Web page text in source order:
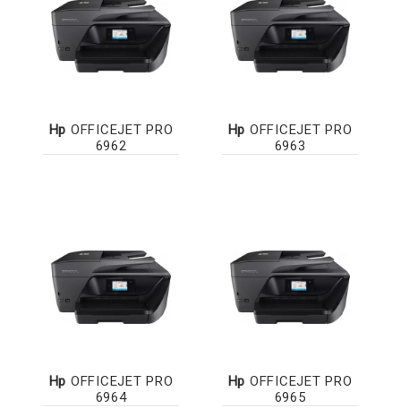
Hp OFFICEJET PRO
6962
Hp OFFICEJET PRO
6963
Hp OFFICEJET PRO
6964
Hp OFFICEJET PRO
6965